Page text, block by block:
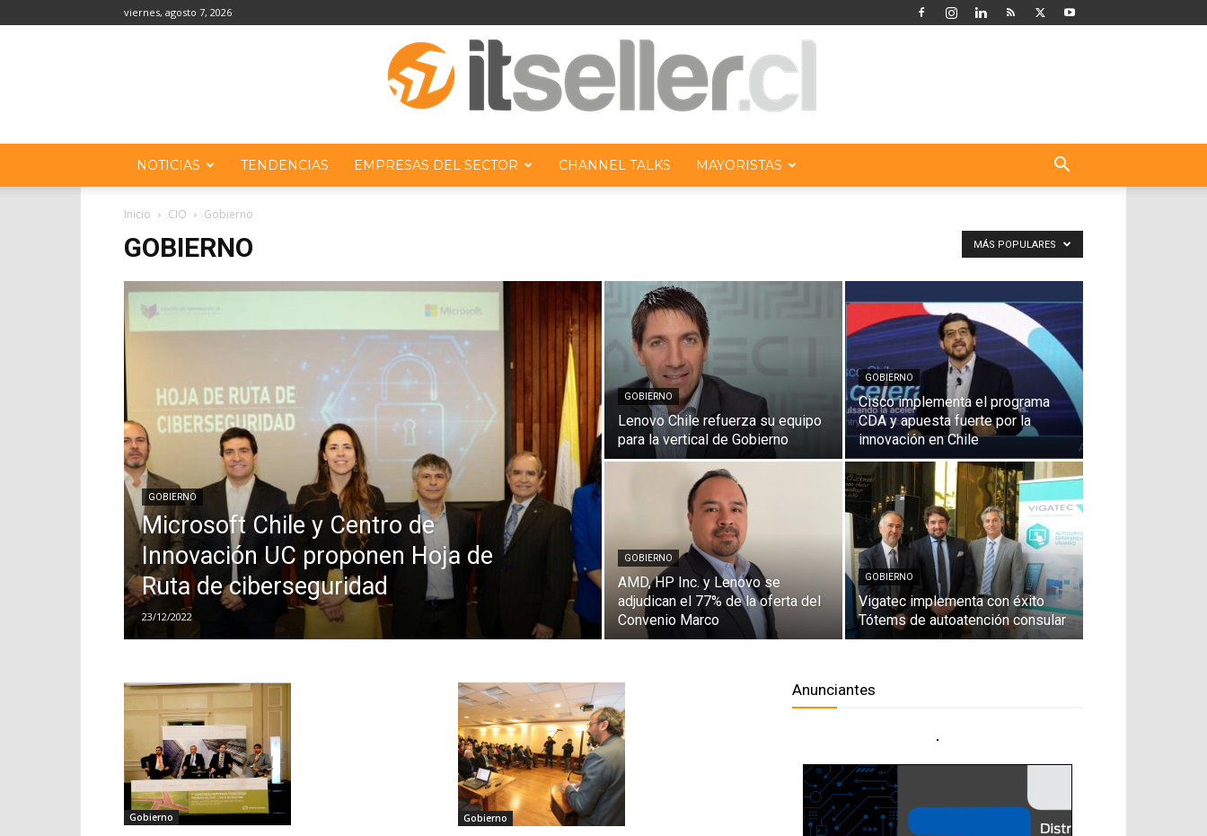
viernes, agosto 7, 2026
Chile
NOTICIAS TENDENCIAS EMPRESAS DEL SECTOR CHANNEL TALKS MAYORISTAS
Inicio CIO Gobierno
GOBIERNO MÁS POPULARES
GOBIERNO
Microsoft Chile y Centro de
Innovación UC proponen Hoja de
Ruta de ciberseguridad
23/12/2022
GOBIERNO
Lenovo Chile refuerza su equipo
para la vertical de Gobierno
GOBIERNO
Cisco implementa el programa
CDA y apuesta fuerte por la
innovación en Chile
GOBIERNO
AMD, HP Inc. y Lenovo se
adjudican el 77% de la oferta del
Convenio Marco
GOBIERNO
Vigatec implementa con éxito
Tótems de autoatención consular
Gobierno Gobierno
Anunciantes